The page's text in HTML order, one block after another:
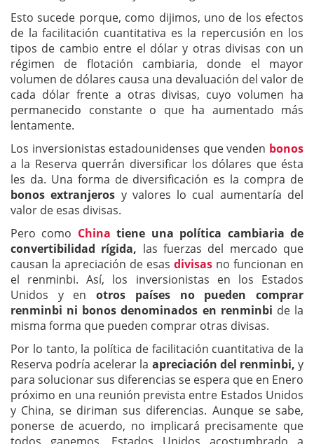
Esto sucede porque, como dijimos, uno de los efectos
de la facilitación cuantitativa es la repercusión en los
tipos de cambio entre el dólar y otras divisas con un
régimen de flotación cambiaria, donde el mayor
volumen de dólares causa una devaluación del valor de
cada dólar frente a otras divisas, cuyo volumen ha
permanecido constante o que ha aumentado más
lentamente.
Los inversionistas estadounidenses que venden bonos
a la Reserva querrán diversificar los dólares que ésta
les da. Una forma de diversificación es la compra de
bonos extranjeros y valores lo cual aumentaría del
valor de esas divisas.
Pero como China tiene una política cambiaria de
convertibilidad rígida, las fuerzas del mercado que
causan la apreciación de esas divisas no funcionan en
el renminbi. Así, los inversionistas en los Estados
Unidos y enotros países no pueden comprar
renminbi ni bonos denominados en renminbi de la
misma forma que pueden comprar otras divisas.
Por lo tanto, la política de facilitación cuantitativa de la
Reserva podría acelerar la apreciación del renminbi, y
para solucionar sus diferencias se espera que en Enero
próximo en una reunión prevista entre Estados Unidos
y China, se diriman sus diferencias. Aunque se sabe,
ponerse de acuerdo, no implicará precisamente que